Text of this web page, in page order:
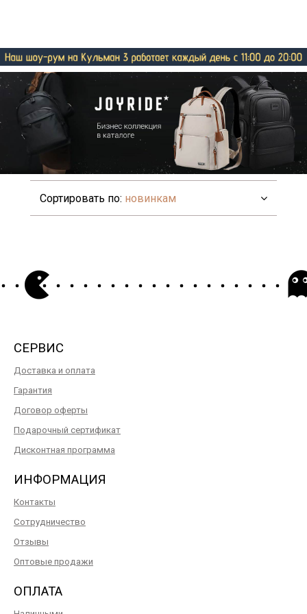
Сортировать по: новинкам
СЕРВИС
Доставка и оплата
Гарантия
Договор оферты
Подарочный сертификат
Дисконтная программа
ИНФОРМАЦИЯ
Контакты
Сотрудничество
Отзывы
Оптовые продажи
ОПЛАТА